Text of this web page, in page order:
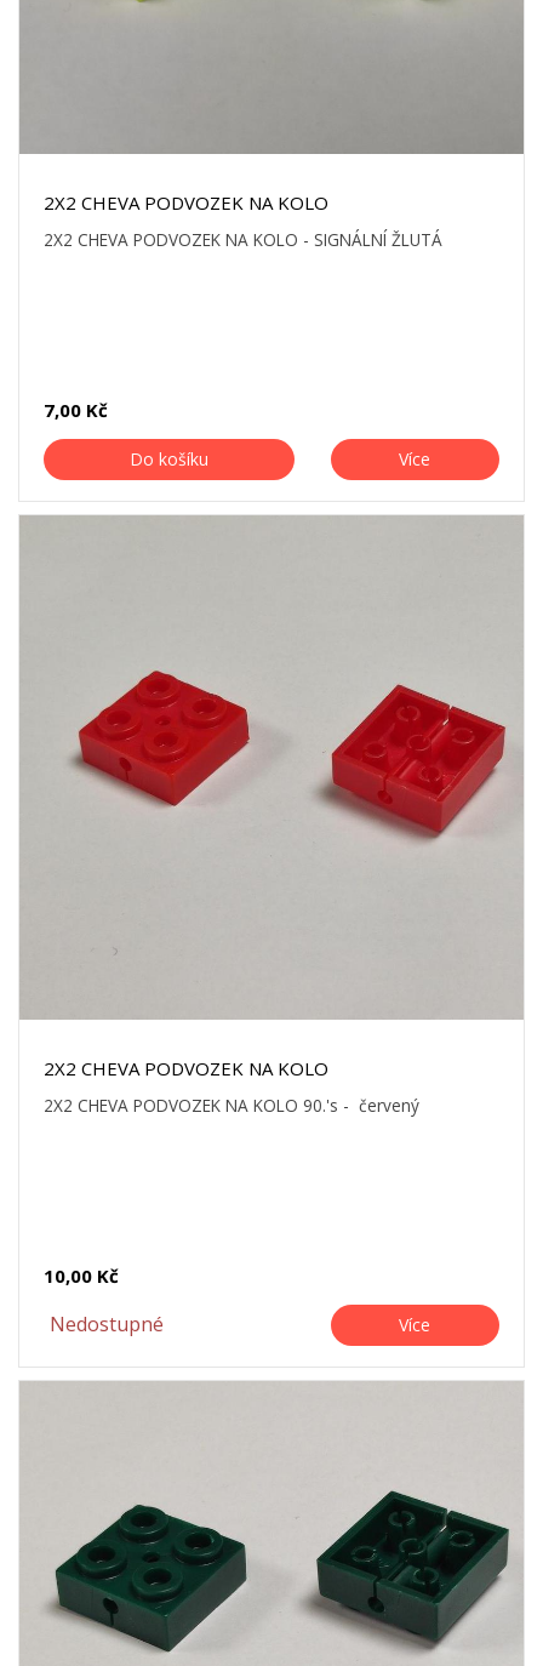
2X2 CHEVA PODVOZEK NA KOLO
2X2 CHEVA PODVOZEK NA KOLO - SIGNÁLNÍ ŽLUTÁ
7,00 Kč
Do košíku Více
2X2 CHEVA PODVOZEK NA KOLO
2X2 CHEVA PODVOZEK NA KOLO 90.'s - červený
10,00 Kč
Nedostupné Více